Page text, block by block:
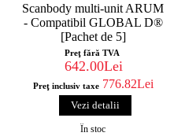
Scanbody multi-unit ARUM
- Compatibil GLOBAL D®
[Pachet de 5]
Preţ fără TVA
642.00Lei
Preţ inclusiv taxe 776.82Lei
Vezi detalii
În stoc